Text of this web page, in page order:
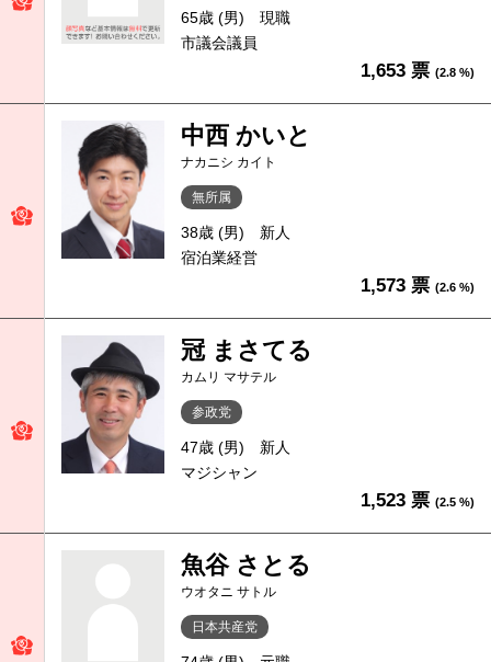
65歳 (男)
現職
市議会議員
1,653 票 (2.8 %)
中西 かいと
ナカニシ カイト
無所属
38歳 (男)
新人
宿泊業経営
1,573 票 (2.6 %)
冠 まさてる
カムリ マサテル
参政党
47歳 (男)
新人
マジシャン
1,523 票 (2.5 %)
魚谷 さとる
ウオタニ サトル
日本共産党